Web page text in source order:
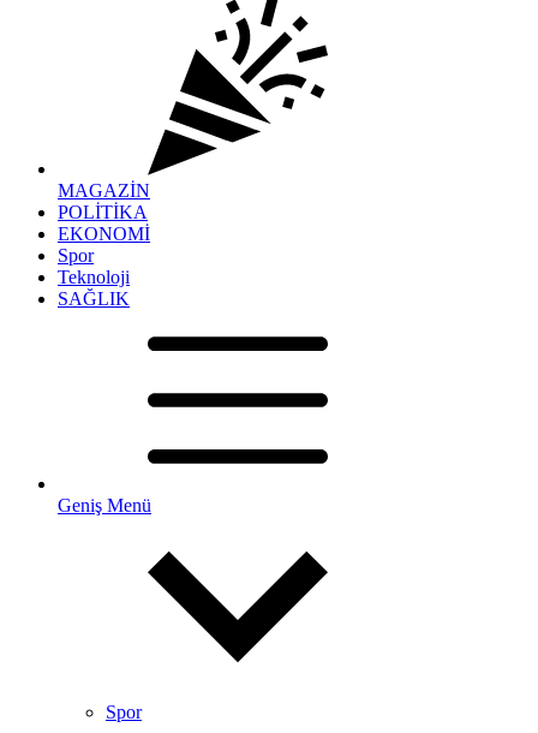
MAGAZİN
POLİTİKA
EKONOMİ
Spor
Teknoloji
SAĞLIK
Geniş Menü
Spor